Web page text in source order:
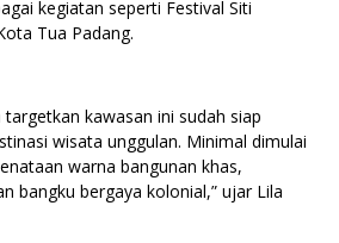
kegiatan seperti Festival Siti
Tua Padang.
kawasan ini sudah siap
wisata unggulan. Minimal dimulai
warna bangunan khas,
bangku bergaya kolonial,” ujar Lila